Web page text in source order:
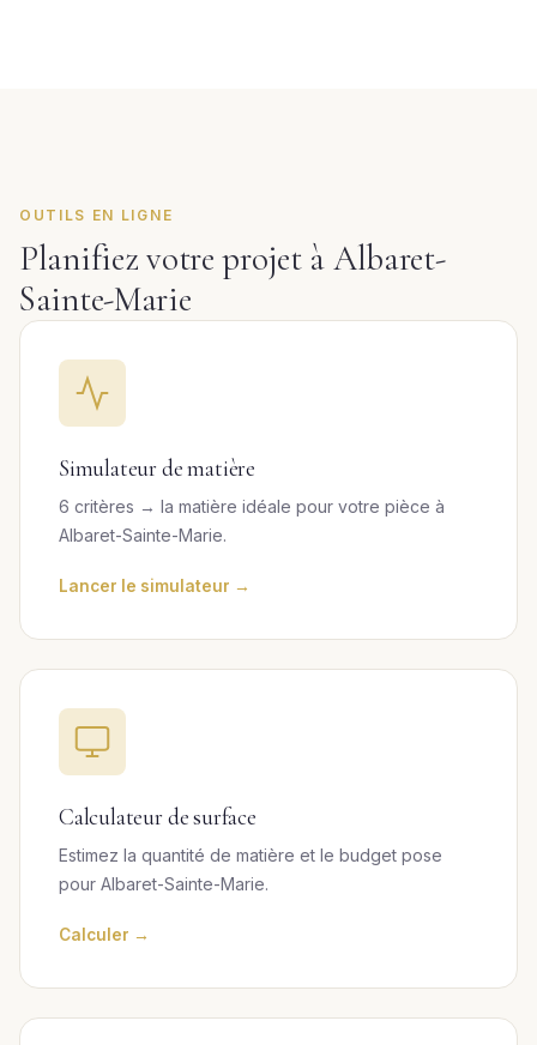
OUTILS EN LIGNE
Planifiez votre projet à Albaret-
Sainte-Marie
Simulateur de matière
6 critères → la matière idéale pour votre pièce à
Albaret-Sainte-Marie.
Lancer le simulateur →
Calculateur de surface
Estimez la quantité de matière et le budget pose
pour Albaret-Sainte-Marie.
Calculer →